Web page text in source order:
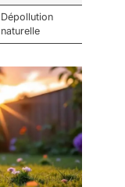
Dépollution
naturelle